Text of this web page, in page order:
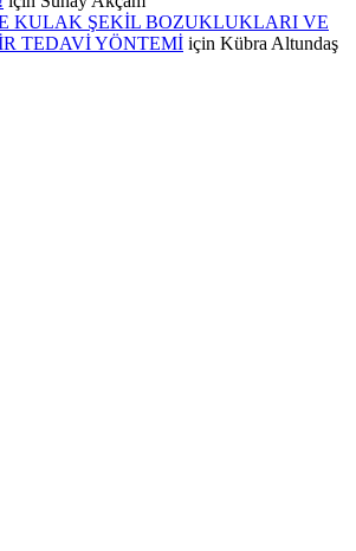
KULAK ŞEKİL BOZUKLUKLARI VE
TEDAVİ YÖNTEMİ için Kübra Altundaş